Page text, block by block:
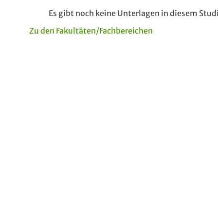
Es gibt noch keine Unterlagen in diesem
Zu den Fakultäten/Fachbereichen